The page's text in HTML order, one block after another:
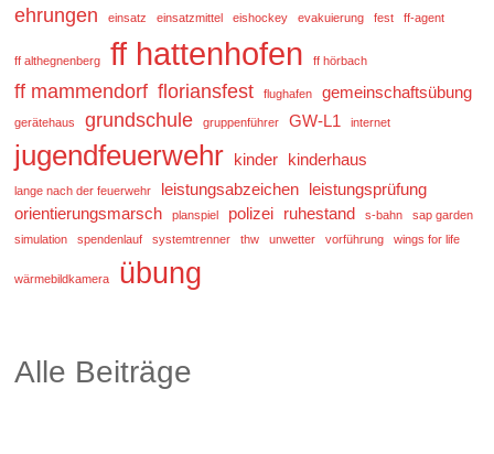
ehrungen einsatz einsatzmittel eishockey evakuierung fest ff-agent
ff althegnenberg ff hattenhofen ff hörbach
ff mammendorf floriansfest flughafen gemeinschaftsübung
gerätehaus grundschule gruppenführer GW-L1 internet
jugendfeuerwehr kinder kinderhaus
lange nach der feuerwehr leistungsabzeichen leistungsprüfung
orientierungsmarsch
planspiel polizei ruhestand s-bahn
sap garden
simulation
spendenlauf systemtrenner thw unwetter vorführung wings for life
wärmebildkamera übung
Alle Beiträge